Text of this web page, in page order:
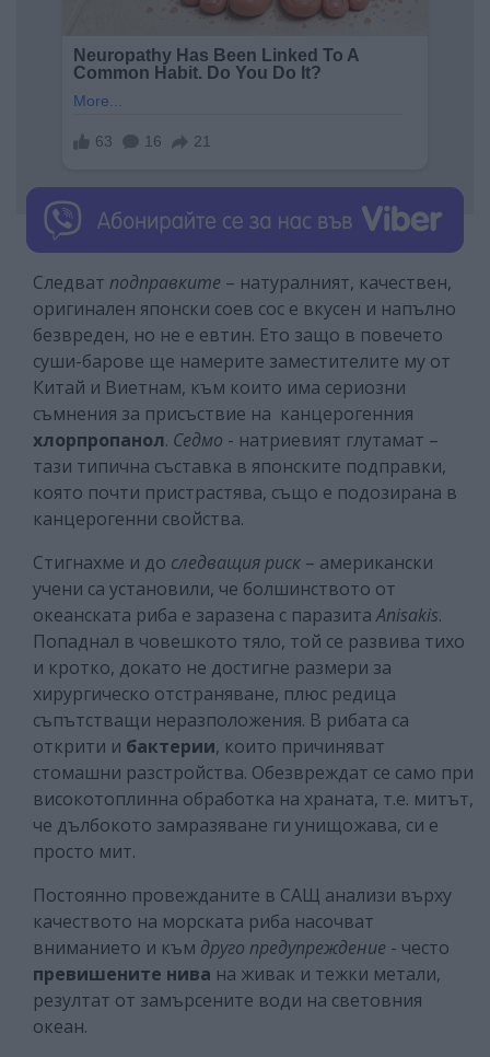
Следват подправките – натуралният, качествен,
оригинален японски соев сос е вкусен и напълно
безвреден, но не е евтин. Ето защо в повечето
суши-барове ще намерите заместителите му от
Китай и Виетнам, към които има сериозни
съмнения за присъствие на канцерогенния
хлорпропанол. Седмо - натриевият глутамат –
тази типична съставка в японските подправки,
която почти пристрастява, също е подозирана в
канцерогенни свойства.
Стигнахме и до следващия риск – американски
учени са установили, че болшинството от
океанската риба е заразена с паразитаAnisakis.
Попаднал в човешкото тяло, той се развива тихо
и кротко, докато не достигне размери за
хирургическо отстраняване, плюс редица
съпътстващи неразположения. В рибата са
открити и бактерии, които причиняват
стомашни разстройства. Обезвреждат се само при
високотоплинна обработка на храната, т.е. митът,
че дълбокото замразяване ги унищожава, си е
просто мит.
Постоянно провежданите в САЩ анализи върху
качеството на морската риба насочват
вниманието и към друго предупреждение - често
превишените нива на живак и тежки метали,
резултат от замърсените води на световния
океан.